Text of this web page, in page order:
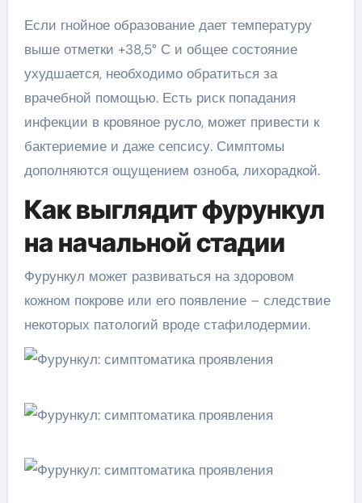
Если гнойное образование дает температуру
выше отметки +38,5° С и общее состояние
ухудшается, необходимо обратиться за
врачебной помощью. Есть риск попадания
инфекции в кровяное русло, может привести к
бактериемие и даже сепсису. Симптомы
дополняются ощущением озноба, лихорадкой.
Как выглядит фурункул
на начальной стадии
Фурункул может развиваться на здоровом
кожном покрове или его появление – следствие
некоторых патологий вроде стафилодермии.